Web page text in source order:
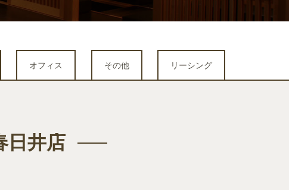
オフィス その他 リーシング
日井店